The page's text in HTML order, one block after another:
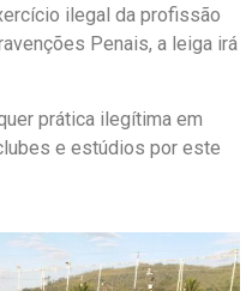
ilegal da profissão
Penais, a leiga irá
prática ilegítima em
e estúdios por este